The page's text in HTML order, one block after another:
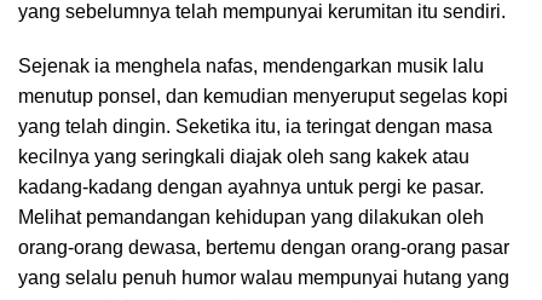
yang sebelumnya telah mempunyai kerumitan itu sendiri.
Sejenak ia menghela nafas, mendengarkan musik lalu
menutup ponsel, dan kemudian menyeruput segelas kopi
yang telah dingin. Seketika itu, ia teringat dengan masa
kecilnya yang seringkali diajak oleh sang kakek atau
kadang-kadang dengan ayahnya untuk pergi ke pasar.
Melihat pemandangan kehidupan yang dilakukan oleh
orang-orang dewasa, bertemu dengan orang-orang pasar
yang selalu penuh humor walau mempunyai hutang yang